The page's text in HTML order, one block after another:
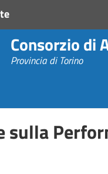
Consorzio di
Provincia di Torino
sulla